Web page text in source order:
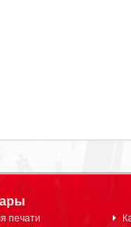
печати